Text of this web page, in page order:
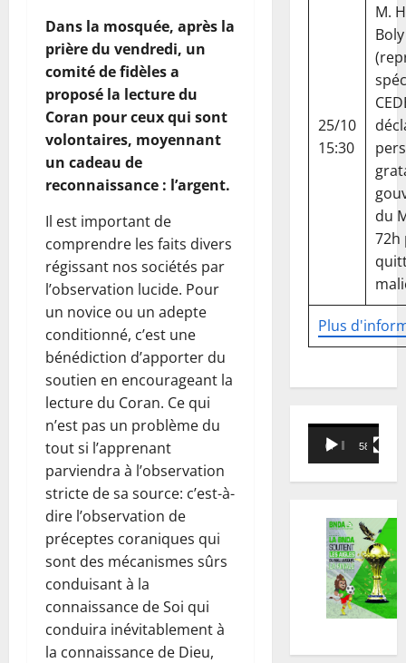
Dans la mosquée, après la
prière du vendredi, un
comité de fidèles a
proposé la lecture du
Coran pour ceux qui sont
volontaires, moyennant
un cadeau de
reconnaissance : l’argent.
Il est important de
comprendre les faits divers
régissant nos sociétés par
l’observation lucide. Pour
un novice ou un adepte
conditionné, c’est une
bénédiction d’apporter du
soutien en encourageant la
lecture du Coran. Ce qui
n’est pas un problème du
tout si l’apprenant
parviendra à l’observation
stricte de sa source: c’est-à-
dire l’observation de
préceptes coraniques qui
sont des mécanismes sûrs
conduisant à la
connaissance de Soi qui
conduira inévitablement à
la connaissance de Dieu,
Plus
25/10
15:30
M.
Boly
du
72h
Lecteur
vidéo
00:00 58:18